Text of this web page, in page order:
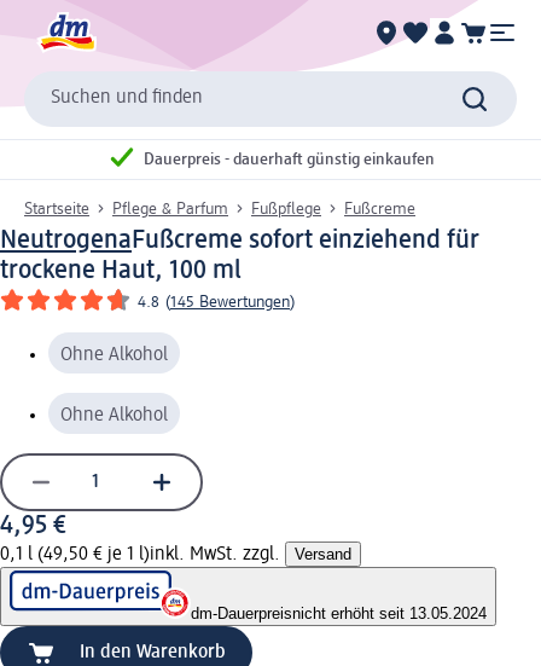
Suchen und finden
Dauerpreis - dauerhaft günstig einkaufen
Startseite Pflege & Parfum Fußpflege Fußcreme
NeutrogenaFußcreme sofort einziehend für
trockene Haut, 100 ml
4.8 (145 Bewertungen)
Ohne Alkohol
Ohne Alkohol
4,95 €
0,1 l (49,50 € je 1 l)inkl. MwSt. zzgl. Versand
dm-Dauerpreisnicht erhöht seit 13.05.2024
In den Warenkorb